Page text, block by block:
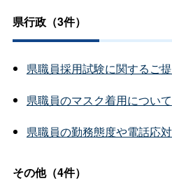
県行政（3件）
県職員採用試験に関するご
県職員のマスク着用について
県職員の勤務態度や電話応
その他（4件）